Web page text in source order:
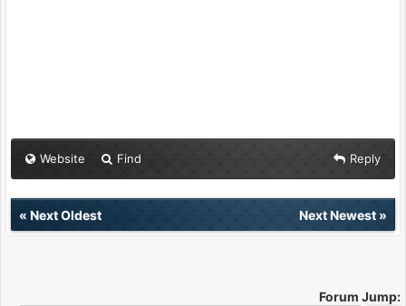
Website Find Reply
« Next Oldest Next Newest»
Forum Jump: